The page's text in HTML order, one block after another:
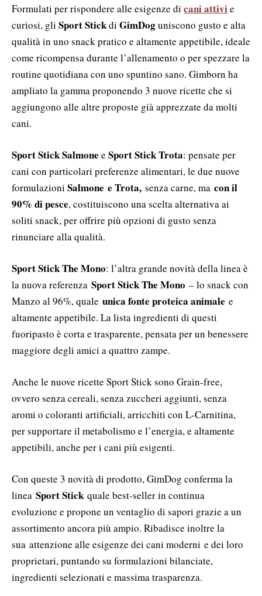
Formulati per rispondere alle esigenze di cani attivie
curiosi, gli Sport Stickdi GimDoguniscono gusto e alta
qualità in uno snack pratico e altamente appetibile, ideale
come ricompensa durante l’allenamento o per spezzare la
routine quotidiana con uno spuntino sano. Gimborn ha
ampliato la gamma proponendo 3 nuove ricette che si
aggiungono alle altre proposte già apprezzate da molti
cani.
Sport Stick Salmone e Sport Stick Trota: pensate per
cani con particolari preferenze alimentari, le due nuove
formulazioni Salmone e Trota, senza carne, ma con il
90% di pesce, costituiscono una scelta alternativa ai
soliti snack, per offrire più opzioni di gusto senza
rinunciare alla qualità.
Sport Stick The Mono: l’altra grande novità della linea è
la nuova referenza Sport Stick The Mono – lo snack con
Manzo al 96%, quale unica fonte proteica animale e
altamente appetibile. La lista ingredienti di questi
fuoripasto è corta e trasparente, pensata per un benessere
maggiore degli amici a quattro zampe.
Anche le nuove ricette Sport Stick sono Grain-free,
ovvero senza cereali, senza zuccheri aggiunti, senza
aromi o coloranti artificiali, arricchiti con L-Carnitina,
per supportare il metabolismo e l’energia, e altamente
appetibili, anche per i cani più esigenti.
Con queste 3 novità di prodotto, GimDog conferma la
linea Sport Stickquale best-seller in continua
evoluzione e propone un ventaglio di sapori grazie a un
assortimento ancora più ampio. Ribadisce inoltre la
sua attenzione alle esigenze dei cani moderni e dei loro
proprietari, puntando su formulazioni bilanciate,
ingredienti selezionati e massima trasparenza.